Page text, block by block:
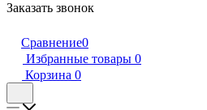
Заказать звонок
Сравнение0
Избранные товары 0
Корзина 0